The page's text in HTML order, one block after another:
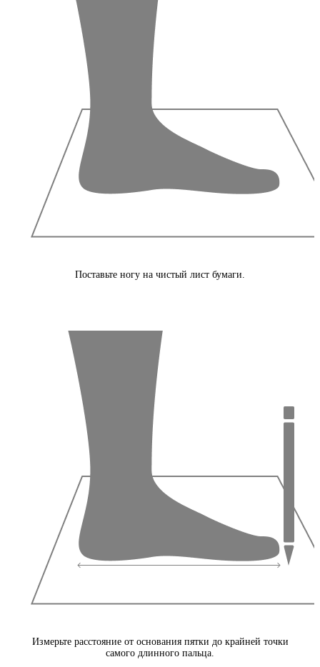
Поставьте ногу на чистый лист бумаги.
Измерьте расстояние от основания пятки до крайней точки
самого длинного пальца.